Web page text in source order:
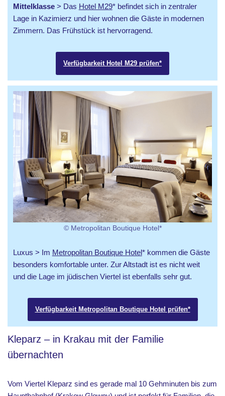
Mittelklasse> Das Hotel M29* befindet sich in zentraler
Lage in Kazimierz und hier wohnen die Gäste in modernen
Zimmern. Das Frühstück ist hervorragend.
Verfügbarkeit Hotel M29 prüfen*
© Metropolitan Boutique Hotel*
Luxus > Im Metropolitan Boutique Hotel* kommen die Gäste
besonders komfortable unter. Zur Altstadt ist es nicht weit
und die Lage im jüdischen Viertel ist ebenfalls sehr gut.
Verfügbarkeit Metropolitan Boutique Hotel prüfen*
Kleparz – in Krakau mit der Familie
übernachten
Vom Viertel Kleparz sind es gerade mal 10 Gehminuten bis zum